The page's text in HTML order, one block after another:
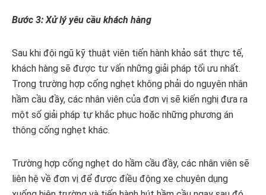
Bước 3: Xử lý yêu cầu khách hàng
Sau khi đội ngũ kỹ thuật viên tiến hành khảo sát thực tế,
khách hàng sẽ được tư vấn những giải pháp tối ưu nhất.
Trong trường hợp cống nghẹt không phải do nguyên nhân
hầm cầu đầy, các nhân viên của đơn vị sẽ kiến nghị đưa ra
một số giải pháp tự khắc phục hoặc những phương án
thông cống nghẹt khác.
Trường hợp cống nghẹt do hầm cầu đầy, các nhân viên sẽ
liên hệ về đơn vị để được điều động xe chuyên dụng